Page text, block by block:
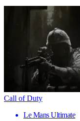
Call of Duty
Le Mans Ultimate